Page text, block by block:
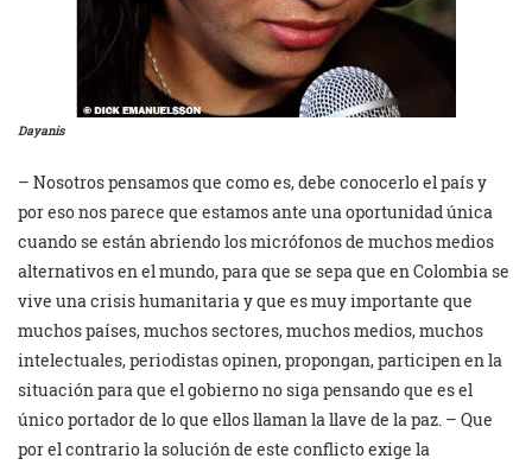
Dayanis
– Nosotros pensamos que como es, debe conocerlo el país y
por eso nos parece que estamos ante una oportunidad única
cuando se están abriendo los micrófonos de muchos medios
alternativos en el mundo, para que se sepa que en Colombia se
vive una crisis humanitaria y que es muy importante que
muchos países, muchos sectores, muchos medios, muchos
intelectuales, periodistas opinen, propongan, participen en la
situación para que el gobierno no siga pensando que es el
único portador de lo que ellos llaman la llave de la paz. – Que
por el contrario la solución de este conflicto exige la